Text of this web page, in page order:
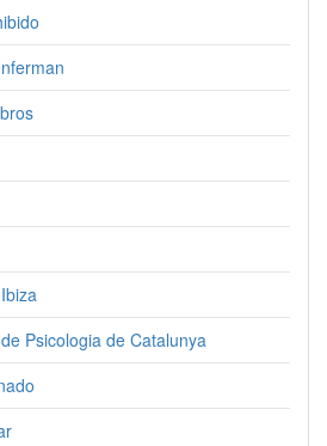
Psicologia de Catalunya